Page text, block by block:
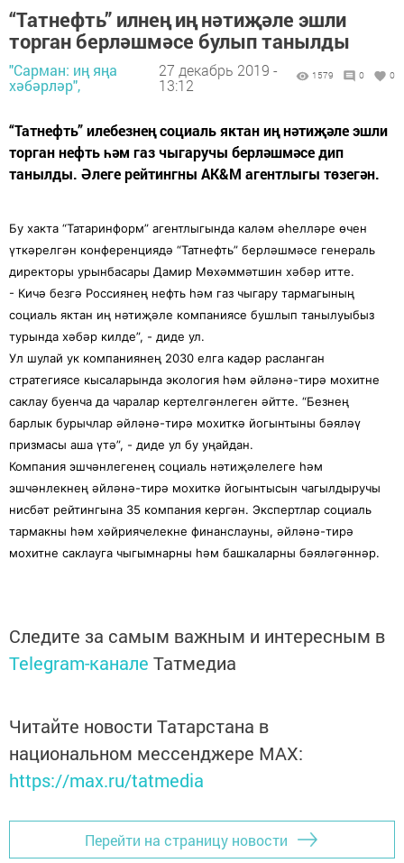
“Татнефть” илнең иң нәтиҗәле эшли
торган берләшмәсе булып танылды
"Сарман: иң яңа
хәбәрләр",
27 декабрь 2019 -
13:12
1579 0 0
“Татнефть” илебезнең социаль яктан иң нәтиҗәле эшли
торган нефть һәм газ чыгаручы берләшмәсе дип
танылды. Әлеге рейтингны AK&M агентлыгы төзегән.
Бу хакта “Татаринформ” агентлыгында каләм әһелләре өчен
үткәрелгән конференциядә “Татнефть” берләшмәсе генераль
директоры урынбасары Дамир Мөхәммәтшин хәбәр итте.
- Кичә безгә Россиянең нефть һәм газ чыгару тармагының
социаль яктан иң нәтиҗәле компаниясе бушлып танылуыбыз
турында хәбәр килде”, - диде ул.
Ул шулай ук компаниянең 2030 елга кадәр расланган
стратегиясе кысаларында экология һәм әйләнә-тирә мохитне
саклау буенча да чаралар кертелгәнлеген әйтте. “Безнең
барлык бурычлар әйләнә-тирә мохиткә йогынтыны бәяләү
призмасы аша үтә”, - диде ул бу уңайдан.
Компания эшчәнлегенең социаль нәтиҗәлелеге һәм
эшчәнлекнең әйләнә-тирә мохиткә йогынтысын чагылдыручы
нисбәт рейтингына 35 компания кергән. Экспертлар социаль
тармакны һәм хәйриячелекне финанслауны, әйләнә-тирә
мохитне саклауга чыгымнарны һәм башкаларны бәяләгәннәр.
Следите за самым важным и интересным в
Telegram-канале Татмедиа
Читайте новости Татарстана в
национальном мессенджере MАХ:
https://max.ru/tatmedia
Перейти на страницу новости